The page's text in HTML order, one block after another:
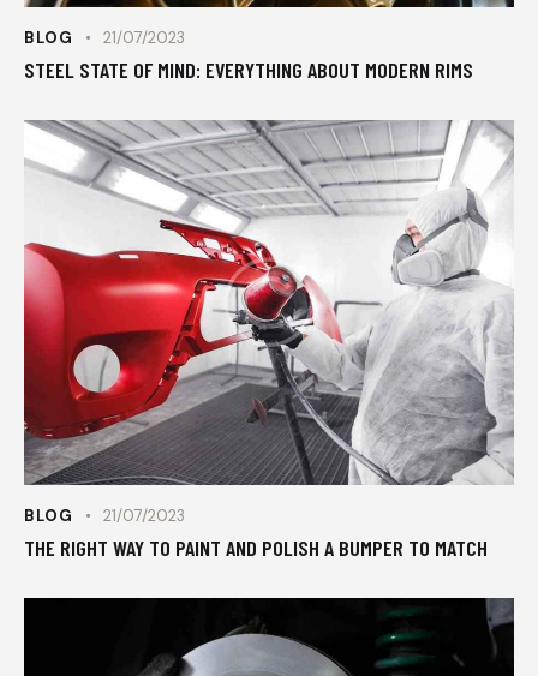
BLOG 21/07/2023
STEEL STATE OF MIND: EVERYTHING ABOUT MODERN RIMS
BLOG 21/07/2023
THE RIGHT WAY TO PAINT AND POLISH A BUMPER TO MATCH